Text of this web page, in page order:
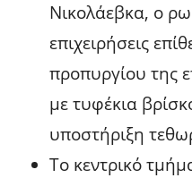
Νικολάεβκα, ο
επιχειρήσεις
προπυργίου της
με τυφέκια
υποστήριξη
Το κεντρικό